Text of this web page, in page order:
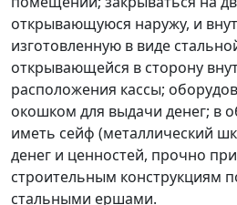
открывающуюся наружу, и
изготовленную в виде
открывающейся в сторону
расположения кассы;
окошком для выдачи денег; в
иметь сейф (металлический
денег и ценностей, прочно
строительным конструкциям
стальными ершами.